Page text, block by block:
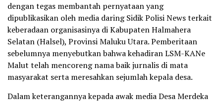
dengan tegas membantah pernyataan yang
dipublikasikan oleh media daring Sidik Polisi News terkait
keberadaan organisasinya di Kabupaten Halmahera
Selatan (Halsel), Provinsi Maluku Utara. Pemberitaan
sebelumnya menyebutkan bahwa kehadiran LSM-KANe
Malut telah mencoreng nama baik jurnalis di mata
masyarakat serta meresahkan sejumlah kepala desa.
Dalam keterangannya kepada awak media Desa Merdeka